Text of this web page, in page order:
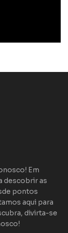
Em
descobrir as
pontos
aqui para
divirta-se